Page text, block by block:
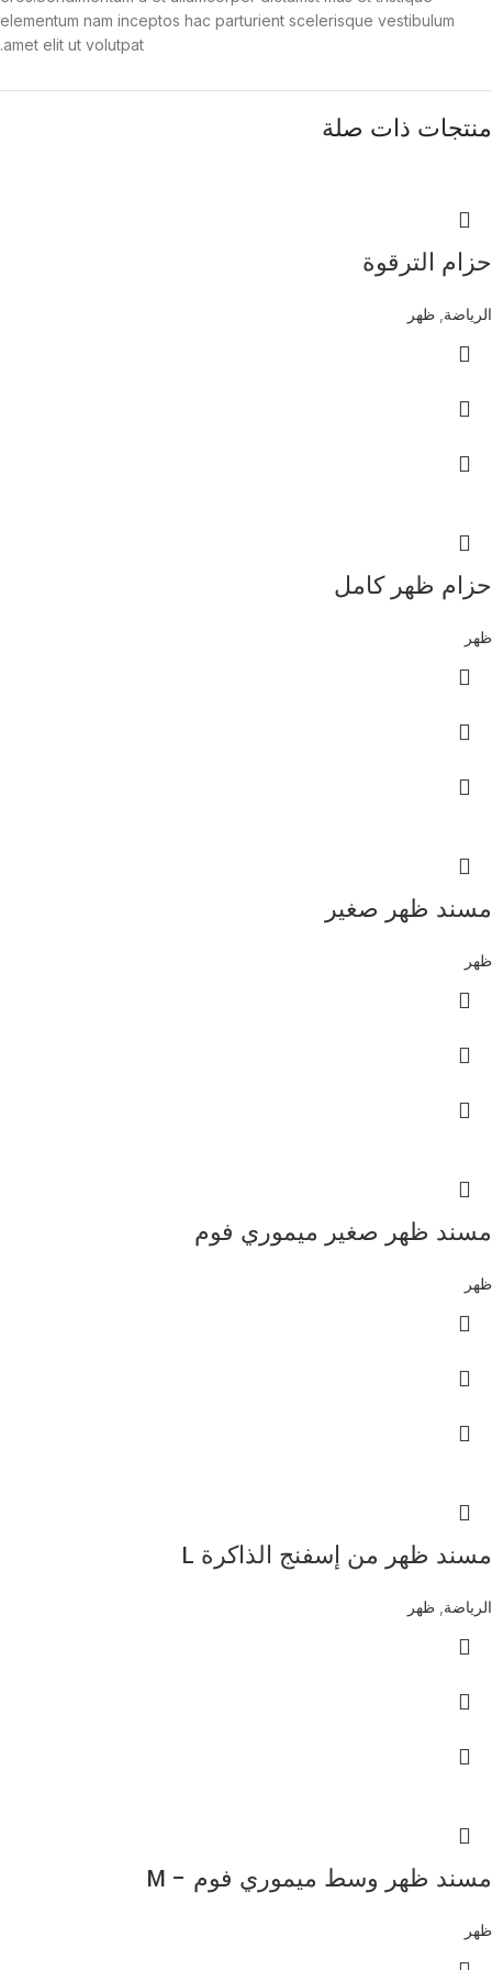
elementum nam inceptos hac parturient scelerisque vestibulum
amet elit ut volutpat.
منتجات ذات صلة
حزام الترقوة
الرياضة ظهر
حزام ظهر كامل
ظهر
مسند ظهر صغير
ظهر
مسند ظهر صغير ميموري فوم
ظهر
مسند ظهر من إسفنج الذاكرة L
الرياضة ظهر
مسند ظهر وسط ميموري فوم – M
ظهر